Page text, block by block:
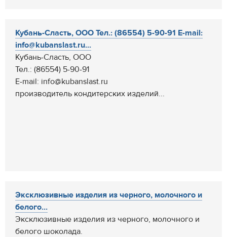
Кубань-Сласть, ООО Тел.: (86554) 5-90-91 E-mail:
info@kubanslast.ru...
Кубань-Сласть, ООО
Тел.: (86554) 5-90-91
E-mail: info@kubanslast.ru
производитель кондитерских изделий...
Эксклюзивные изделия из черного, молочного и
белого...
Эксклюзивные изделия из черного, молочного и
белого шоколада.